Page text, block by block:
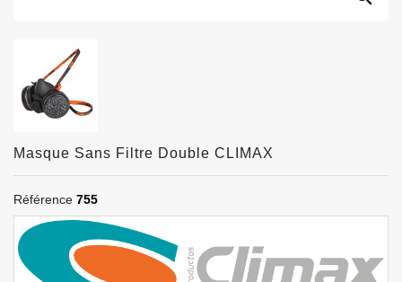
Masque Sans Filtre Double CLIMAX
Référence 755